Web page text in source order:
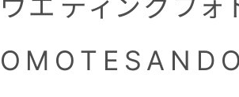
ウエディングフ